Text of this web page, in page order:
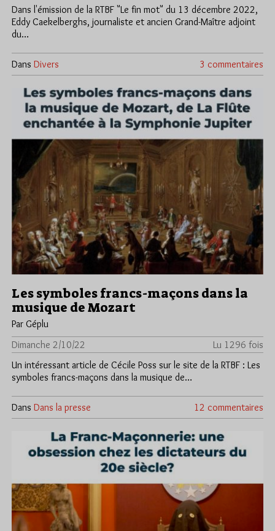
Dans l'émission de la RTBF "Le fin mot" du 13 décembre 2022,
Eddy Caekelberghs, journaliste et ancien Grand-Maître adjoint
du…
Dans Divers 3 commentaires
Les symboles francs-maçons dans la
musique de Mozart
Par Géplu
Dimanche 2/10/22
Lu 1296 fois
Un intéressant article de Cécile Poss sur le site de la RTBF : Les
symboles francs-maçons dans la musique de…
Dans Dans la presse 12 commentaires